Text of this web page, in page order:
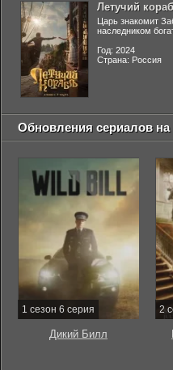
Летучий
Царь знакомит
наследником
Год: 2024
Страна: Россия
Обновления сериалов на
1 сезон 6 серия
Дикий Билл
2